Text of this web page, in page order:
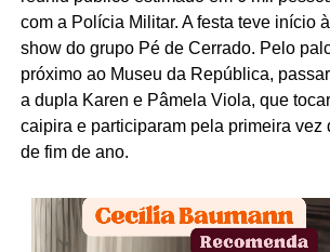
com a Polícia Militar. A festa teve início
show do grupo Pé de Cerrado. Pelo
próximo ao Museu da República,
a dupla Karen e Pâmela Viola, que
caipira e participaram pela primeira vez
de fim de ano.